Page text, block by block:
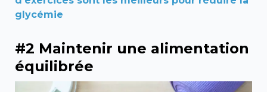
glycémie
#2 Maintenir une alimentation
équilibrée